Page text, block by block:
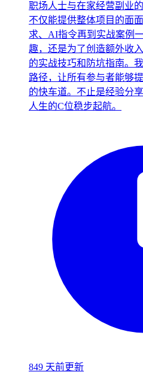
职场人士与在家经营副业
不仅能提供整体项目的面
求、AI指令再到实战案例
趣，还是为了创造额外收
的实战技巧和防坑指南。
路径，让所有参与者能够
的快车道。不止是经验分
人生的C位稳步起航。
849 天前更新